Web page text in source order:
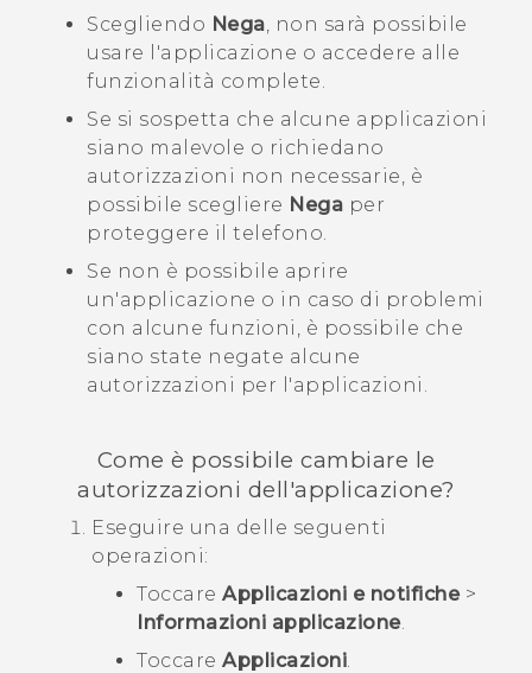
Scegliendo Nega, non sarà possibile
usare l'applicazione o accedere alle
funzionalità complete.
Se si sospetta che alcune applicazioni
siano malevole o richiedano
autorizzazioni non necessarie, è
possibile scegliere Nega per
proteggere il telefono.
Se non è possibile aprire
un'applicazione o in caso di problemi
con alcune funzioni, è possibile che
siano state negate alcune
autorizzazioni per l'applicazioni.
Come è possibile cambiare le
autorizzazioni dell'applicazione?
Eseguire una delle seguenti
operazioni:
Toccare Applicazioni e notifiche>
Informazioni applicazione.
Toccare Applicazioni.